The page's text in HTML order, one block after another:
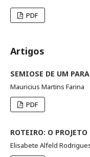
PDF
Artigos
SEMIOSE DE UM
Mauricius Martins Farina
PDF
ROTEIRO: O
Elisabete Alfeld